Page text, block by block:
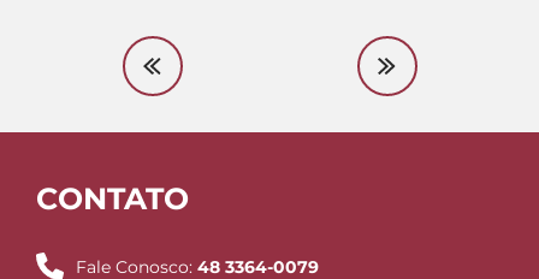
CONTATO
Fale Conosco: 48 3364-0079